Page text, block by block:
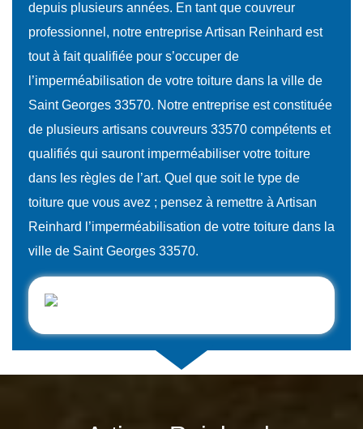
depuis plusieurs années. En tant que couvreur
professionnel, notre entreprise Artisan Reinhard est
tout à fait qualifiée pour s’occuper de
l’imperméabilisation de votre toiture dans la ville de
Saint Georges 33570. Notre entreprise est constituée
de plusieurs artisans couvreurs 33570 compétents et
qualifiés qui sauront imperméabiliser votre toiture
dans les règles de l’art. Quel que soit le type de
toiture que vous avez ; pensez à remettre à Artisan
Reinhard l’imperméabilisation de votre toiture dans la
ville de Saint Georges 33570.